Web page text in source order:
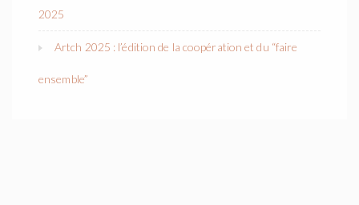
2025
Artch 2025 : l’édition de la coopération et du “faire
ensemble”